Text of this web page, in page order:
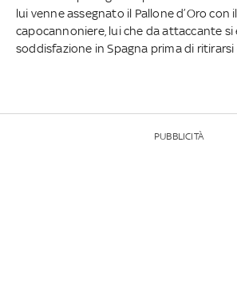
lui venne assegnato il Pallone d’Oro con
capocannoniere, lui che da attaccante
soddisfazione in Spagna prima di
PUBBLICITÀ